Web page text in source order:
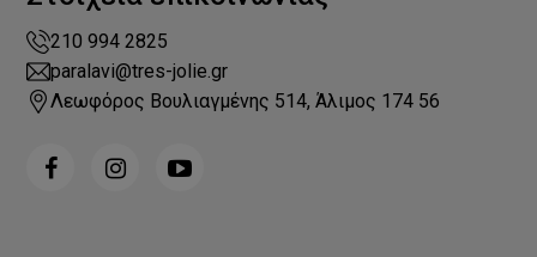
210 994 2825
paralavi@tres-jolie.gr
Λεωφόρος Βουλιαγμένης 514, Άλιμος 174 56